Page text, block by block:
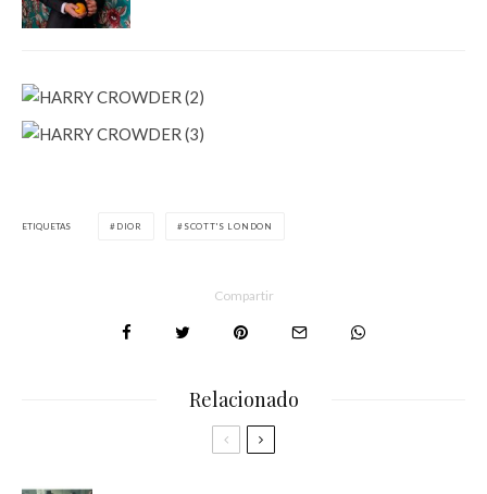
ETIQUETAS DIOR SCOTT'S LONDON
Compartir
Relacionado